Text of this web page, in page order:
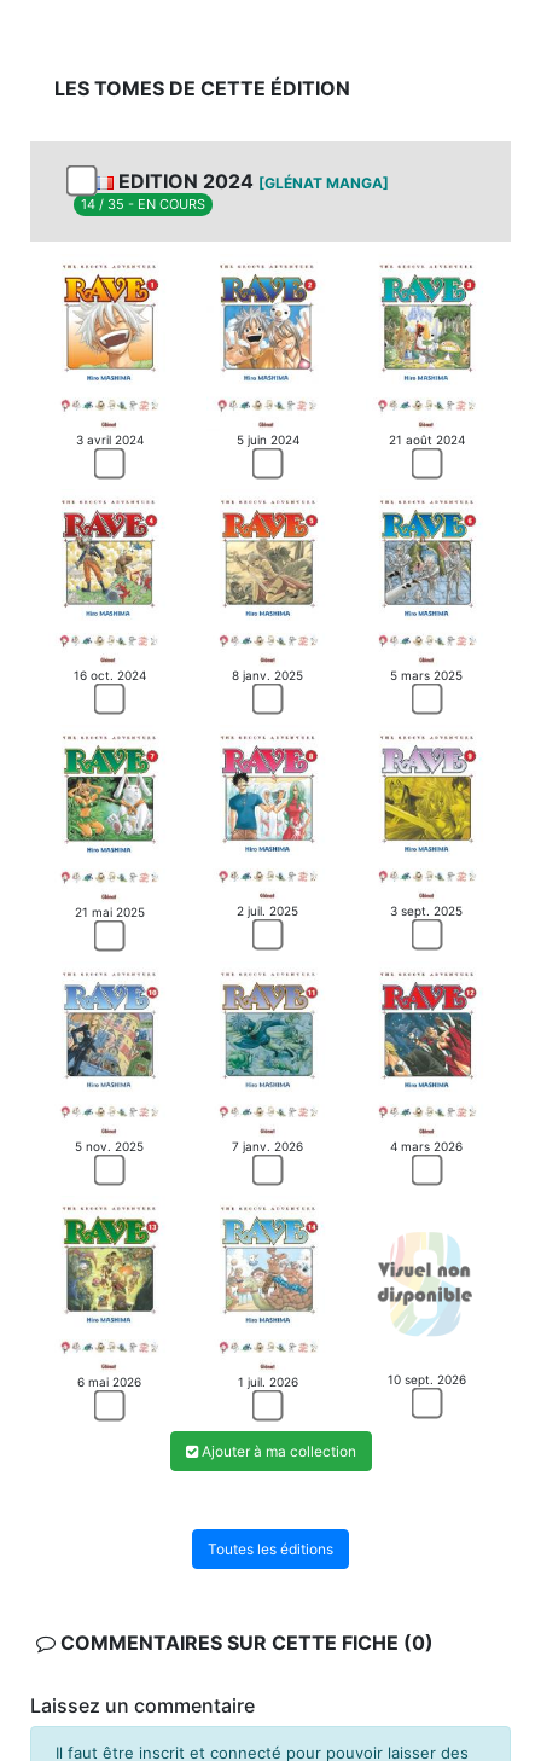
LES TOMES DE CETTE ÉDITION
EDITION 2024 [GLÉNAT MANGA]
14 / 35 - EN COURS
3 avril 2024 5 juin 2024 21 août 2024
16 oct. 2024 8 janv. 2025 5 mars 2025
21 mai 2025 2 juil. 2025 3 sept. 2025
5 nov. 2025 7 janv. 2026 4 mars 2026
6 mai 2026 1 juil. 2026 10 sept. 2026
Ajouter à ma collection
Toutes les éditions
COMMENTAIRES SUR CETTE FICHE (0)
Laissez un commentaire
Il faut être inscrit et connecté pour pouvoir laisser des